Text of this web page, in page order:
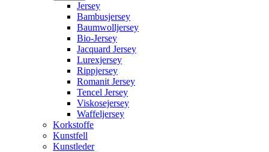
Jersey
Bambusjersey
Baumwolljersey
Bio-Jersey
Jacquard Jersey
Lurexjersey
Rippjersey
Romanit Jersey
Tencel Jersey
Viskosejersey
Waffeljersey
Korkstoffe
Kunstfell
Kunstleder